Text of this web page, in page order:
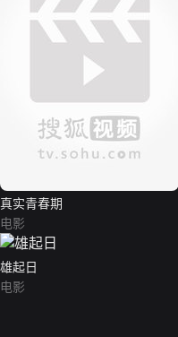
真实青春期
电影
雄起日
电影